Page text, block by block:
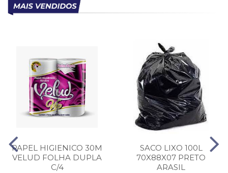
PAPEL HIGIENICO 30M
VELUD FOLHA DUPLA
C/4
SACO LIXO 100L
70X88X07 PRETO
ARASIL